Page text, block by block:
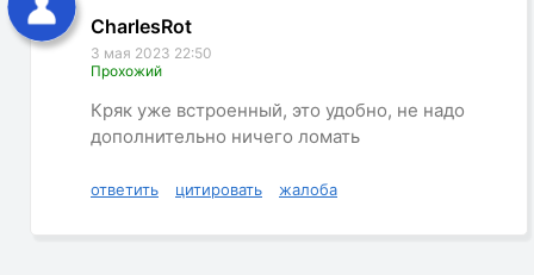
CharlesRot
3 мая 2023 22:50
Прохожий
Кряк уже встроенный, это удобно, не надо
дополнительно ничего ломать
ответить цитировать жалоба